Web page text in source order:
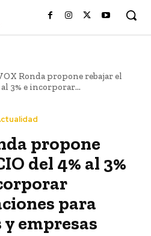
Ronda propone rebajar el
3% e incorporar...
propone
del 4% al 3%
para
empresas